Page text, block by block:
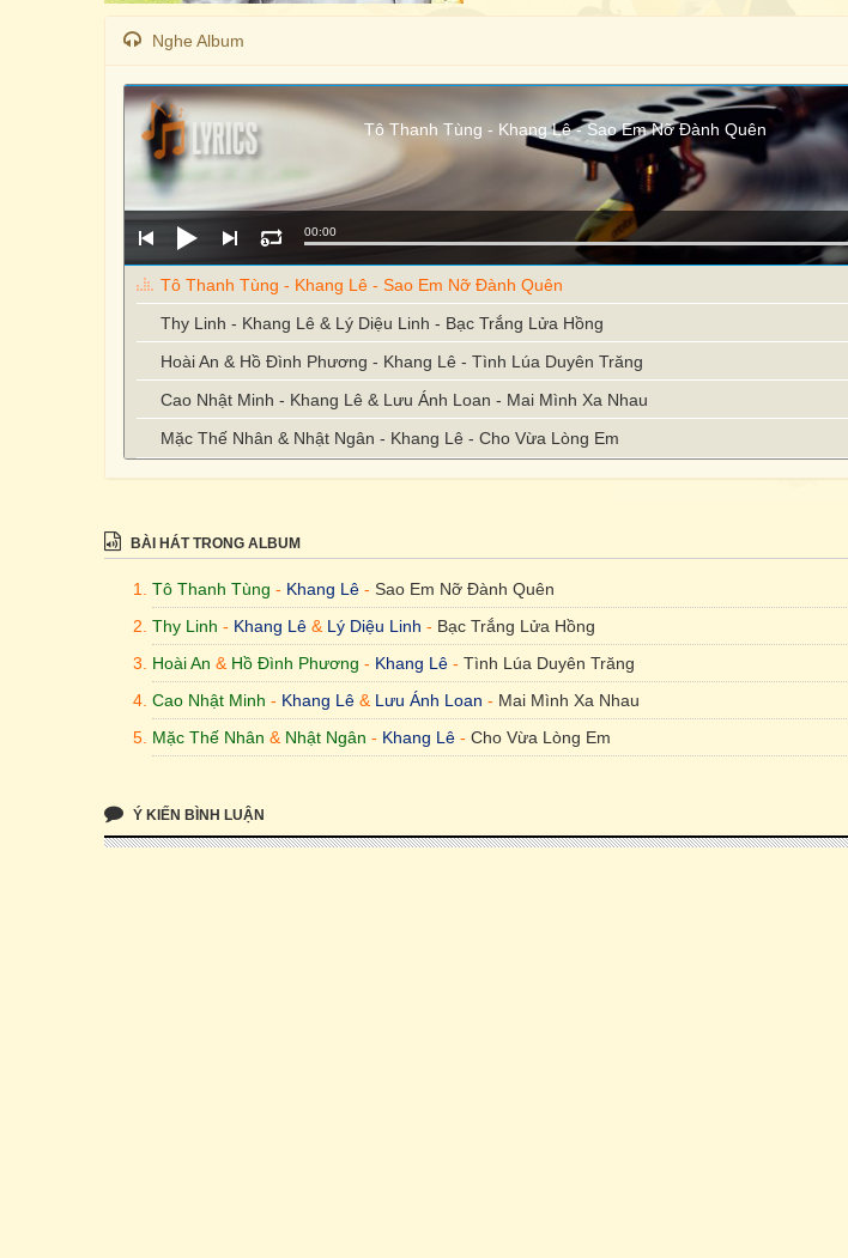
Nghe Album
Tô Thanh Tùng - Khang Lê - Sao Em Nỡ Đành Quên
00:00
Tô Thanh Tùng - Khang Lê - Sao Em Nỡ Đành Quên
Thy Linh - Khang Lê & Lý Diệu Linh - Bạc Trắng Lửa Hồng
Hoài An & Hồ Đình Phương - Khang Lê - Tình Lúa Duyên Trăng
Cao Nhật Minh - Khang Lê & Lưu Ánh Loan - Mai Mình Xa Nhau
Mặc Thế Nhân & Nhật Ngân - Khang Lê - Cho Vừa Lòng Em
BÀI HÁT TRONG ALBUM
Tô Thanh Tùng - Khang Lê - Sao Em Nỡ Đành Quên
Thy Linh - Khang Lê & Lý Diệu Linh - Bạc Trắng Lửa Hồng
Hoài An & Hồ Đình Phương - Khang Lê - Tình Lúa Duyên Trăng
Cao Nhật Minh - Khang Lê & Lưu Ánh Loan - Mai Mình Xa Nhau
Mặc Thế Nhân & Nhật Ngân - Khang Lê - Cho Vừa Lòng Em
Ý KIẾN BÌNH LUẬN